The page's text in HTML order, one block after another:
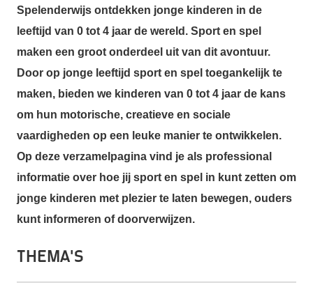
Spelenderwijs ontdekken jonge kinderen in de
leeftijd van 0 tot 4 jaar de wereld. Sport en spel
maken een groot onderdeel uit van dit avontuur.
Door op jonge leeftijd sport en spel toegankelijk te
maken, bieden we kinderen van 0 tot 4 jaar de kans
om hun motorische, creatieve en sociale
vaardigheden op een leuke manier te ontwikkelen.
Op deze verzamelpagina vind je als professional
informatie over hoe jij sport en spel in kunt zetten om
jonge kinderen met plezier te laten bewegen, ouders
kunt informeren of doorverwijzen.
Thema's